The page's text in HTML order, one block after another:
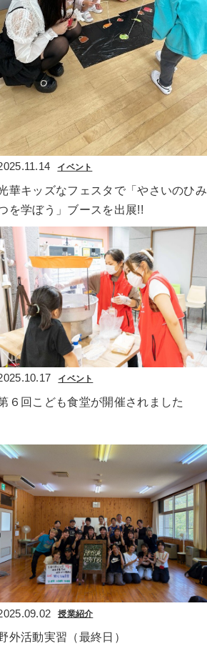
イベント
華キッズなフェスタで「やさいのひみ
を学ぼう」ブースを出展!!
イベント
６回こども食堂が開催されました
授業紹介
外活動実習（最終日）